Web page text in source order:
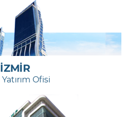
İZMİR
Ofisi